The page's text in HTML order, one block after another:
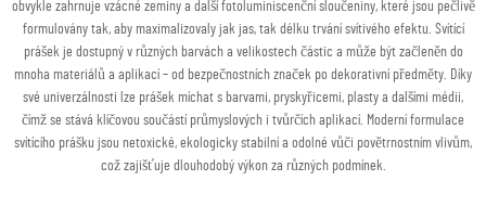
obvykle zahrnuje vzácné zeminy a další fotoluminiscenční sloučeniny, které jsou pečlivě
formulovány tak, aby maximalizovaly jak jas, tak délku trvání svítivého efektu. Svítící
prášek je dostupný v různých barvách a velikostech částic a může být začleněn do
mnoha materiálů a aplikací – od bezpečnostních značek po dekorativní předměty. Díky
své univerzálnosti lze prášek míchat s barvami, pryskyřicemi, plasty a dalšími médii,
čímž se stává klíčovou součástí průmyslových i tvůrčích aplikací. Moderní formulace
svítícího prášku jsou netoxické, ekologicky stabilní a odolné vůči povětrnostním vlivům,
což zajišťuje dlouhodobý výkon za různých podmínek.